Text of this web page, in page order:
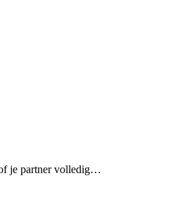
je partner volledig…